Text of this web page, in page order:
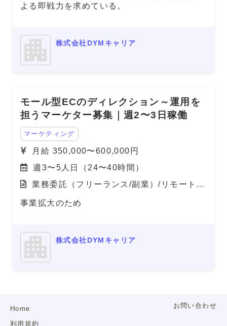
よる即戦力を求めている。
株式会社DYMキャリア
モール型ECのディレクション～運用を
担うマーケター募集｜週2〜3日稼働
マーケティング
月給 350,000〜600,000円
週3〜5人日（24〜40時間）
業務委託（フリーランス/副業）/リモート
事業拡大のため
株式会社DYMキャリア
Home
利用規約
お問い合わせ